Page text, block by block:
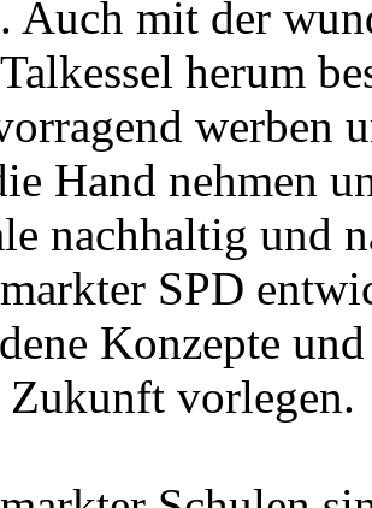
Auch mit der
herum
werben
Hand nehmen
nachhaltig und
SPD
Konzepte
Zukunft vorlegen.